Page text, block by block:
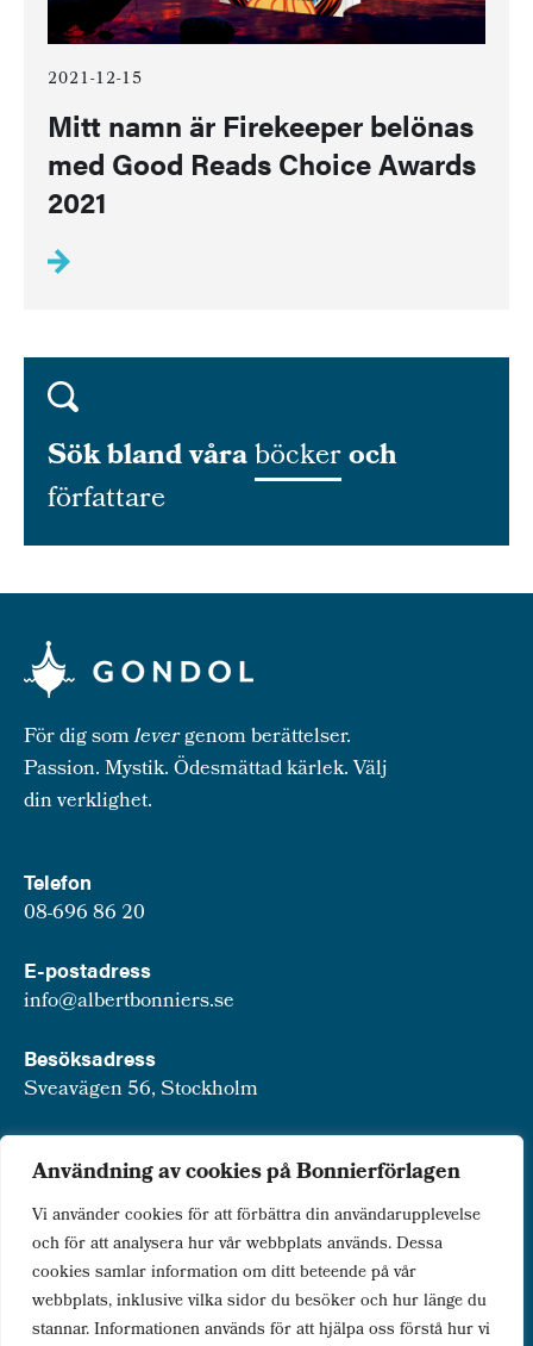
Användning av cookies på Bonnierförlagen
Vi använder cookies för att förbättra din användarupplevelse
och för att analysera hur vår webbplats används. Dessa
cookies samlar information om ditt beteende på vår
webbplats, inklusive vilka sidor du besöker och hur länge du
stannar. Informationen används för att hjälpa oss förstå hur vi
2021-12-15
Mitt namn är Firekeeper belönas
med Good Reads Choice Awards
2021
Sök bland våraböckeroch
författare
För dig somlevergenom berättelser.
Passion. Mystik. Ödesmättad kärlek. Välj
din verklighet.
Telefon
08-696 86 20
E-postadress
info@albertbonniers.se
Besöksadress
Sveavägen 56, Stockholm
Box 3159, 103 63 Stockholm
Om Bonnierförlagen